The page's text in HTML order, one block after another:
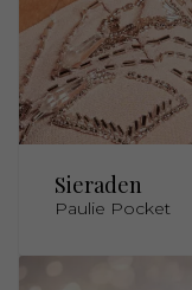
Sieraden
Paulie Pocket